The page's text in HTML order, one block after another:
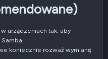
urządzeniach tak, aby
Samba
koniecznie rozważ wymianę